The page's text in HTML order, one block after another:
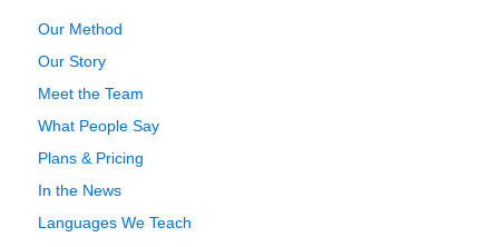
Our Method
Our Story
Meet the Team
What People Say
Plans & Pricing
In the News
Languages We Teach